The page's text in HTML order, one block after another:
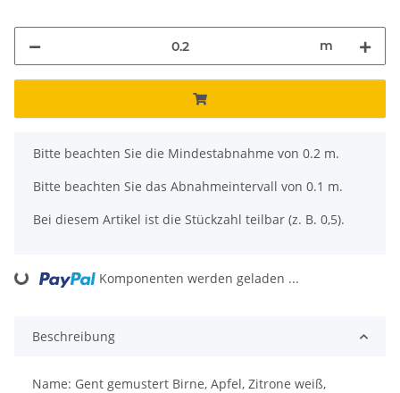
m
x
Bitte beachten Sie die Mindestabnahme von 0.2 m.
Bitte beachten Sie das Abnahmeintervall von 0.1 m.
Bei diesem Artikel ist die Stückzahl teilbar (z. B. 0,5).
Loading... Komponenten werden geladen ...
Beschreibung
Name: Gent gemustert Birne, Apfel, Zitrone weiß,